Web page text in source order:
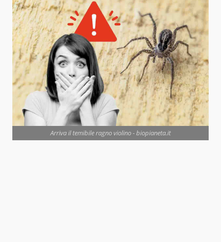
Arriva il temibile ragno violino - biopianeta.it